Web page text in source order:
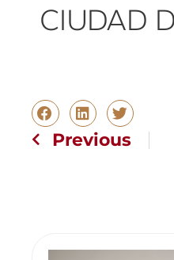
CIUDAD
Previous